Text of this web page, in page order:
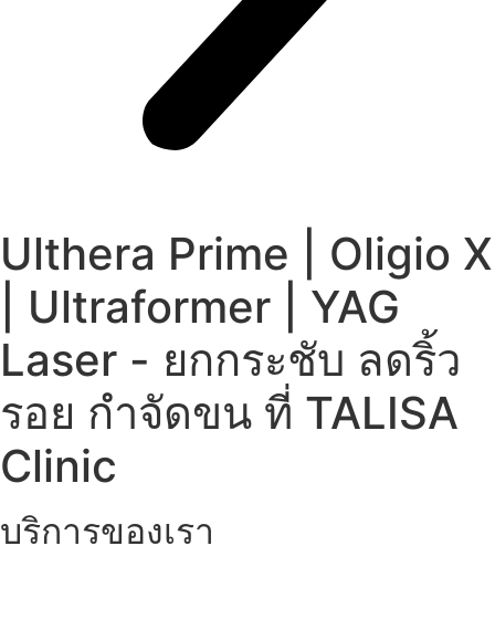
Ulthera Prime | Oligio X
| Ultraformer | YAG
Laser - ยกกระชับ ลดริ้ว
รอย กำจัดขน ที่ TALISA
Clinic
บริการของเรา